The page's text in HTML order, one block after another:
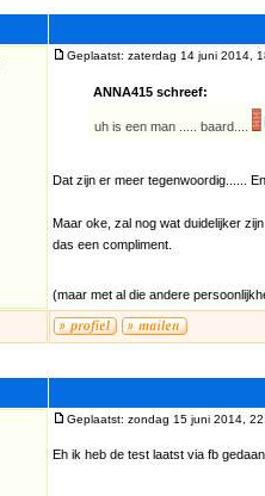
Geplaatst: zaterdag 14 juni 2014,
ANNA415 schreef:
uh is een man ..... baard....
Dat zijn er meer tegenwoordig......
Maar oke, zal nog wat duidelijker
das een compliment.
(maar met al die andere
Geplaatst: zondag 15 juni 2014,
Eh ik heb de test laatst via fb